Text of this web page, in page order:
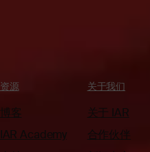
资源
博客
IAR Academy
关于我们
关于 IAR
合作伙伴